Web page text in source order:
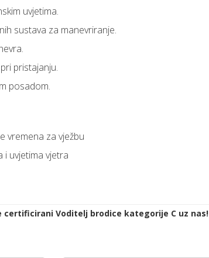
uvjetima.
sustava za manevriranje.
pristajanju.
posadom.
vremena za vježbu
i uvjetima vjetra
Voditelj brodice kategorije C uz nas!